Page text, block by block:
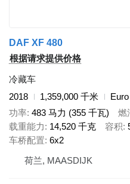
DAF XF 480
根据请求提供价格
冷藏车
2018
1,359,000 千米
功率 483 马力 (355 千瓦) 燃
载重能力
14,520 千克 容积
车桥配置 6x2
荷兰, MAASDIJK